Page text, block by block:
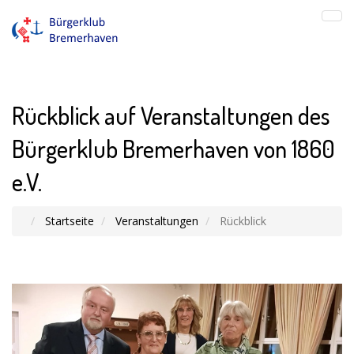
Rückblick auf Veranstaltungen des
Bürgerklub Bremerhaven von 1860
e.V.
Startseite Veranstaltungen Rückblick